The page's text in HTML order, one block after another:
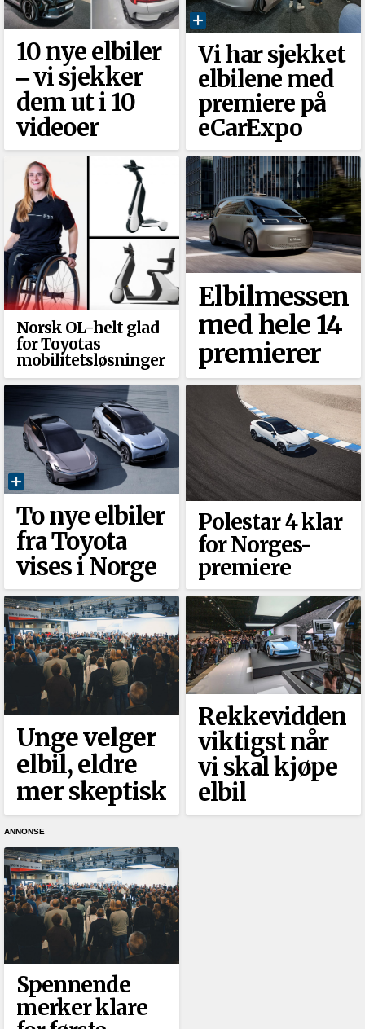
10 nye elbiler
‒ vi sjekker
dem ut i 10
videoer
Vi har sjekket
elbilene med
premiere på
eCarExpo
Norsk OL-helt glad
for Toyotas
mobilitetsløsninger
Elbilmessen
med hele 14
premierer
To nye elbiler
fra Toyota
vises i Norge
Polestar 4 klar
for Norges-
premiere
Unge velger
elbil, eldre
mer skeptisk
Rekkevidden
viktigst når
vi skal kjøpe
elbil
Spennende
merker klare